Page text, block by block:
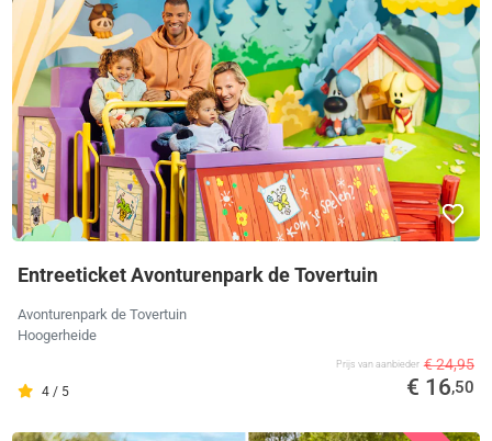
Entreeticket Avonturenpark de Tovertuin
Avonturenpark de Tovertuin
Hoogerheide
4 / 5
Prijs van aanbieder € 24,95
€ 16,50